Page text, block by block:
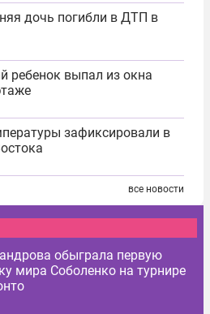
дочь погибли в ДТП в
ребенок выпал из окна
зафиксировали в
все новости
обыграла первую
мира Соболенко на турнире